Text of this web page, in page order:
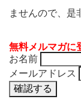
ませんので、是
無料メルマガに
お名前
メールアドレス